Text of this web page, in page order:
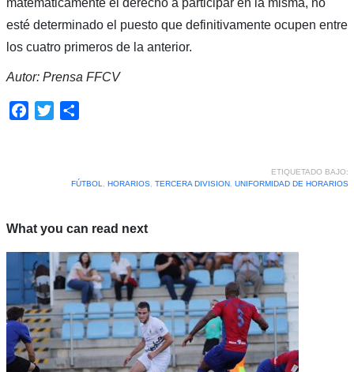
esté determinado el puesto que definitivamente ocupen entre
los cuatro primeros de la anterior.
Autor: Prensa FFCV
Facebook
Twitter
ETIQUETADO BAJO:
FÚTBOL
HORARIOS, TERCERA DIVISION, UNIFORMIDAD DE HORARIOS
What you can read next